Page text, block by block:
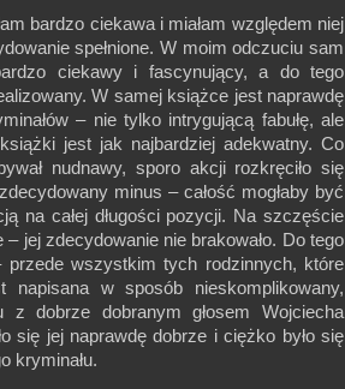
bardzo ciekawa i miałam względem niej
spełnione. W moim odczuciu sam
ciekawy i fascynujący, a do tego
W samej książce jest naprawdę
– nie tylko intrygującą fabułę, ale
jest jak najbardziej adekwatny. Co
nudnawy, sporo akcji rozkręciło się
minus – całość mogłaby być
na całej długości pozycji. Na szczęście
jej zdecydowanie nie brakowało. Do tego
wszystkim tych rodzinnych, które
napisana w sposób nieskomplikowany,
dobrze dobranym głosem Wojciecha
się jej naprawdę dobrze i ciężko było się
kryminału.